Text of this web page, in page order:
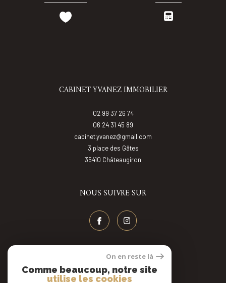
CABINET YVANEZ IMMOBILIER
02 99 37 26 74
06 24 31 45 89
cabinet.yvanez@gmail.com
3 place des Gâtes
35410
châteaugiron
NOUS SUIVRE SUR
AVIS CLIENT
On en reste là
Comme beaucoup, notre site
utilise les cookies